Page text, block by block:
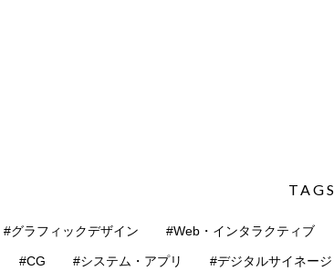
TAGS
#グラフィックデザイン #Web・インタラクティブ
#CG #システム・アプリ #デジタルサイネージ